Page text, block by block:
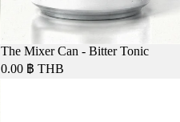
The Mixer Can - Bitter Tonic
0.00 ฿ THB